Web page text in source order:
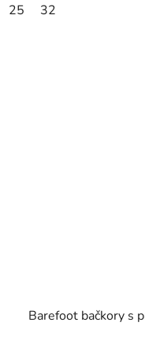
25 32
Barefoot bačkory s